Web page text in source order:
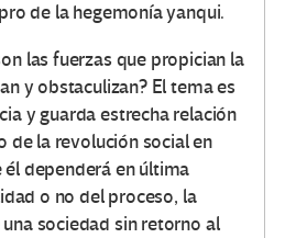
de la hegemonía yanqui.
las fuerzas que propician la
y obstaculizan? El tema es
y guarda estrecha relación
de la revolución social en
dependerá en última
o no del proceso, la
sociedad sin retorno al